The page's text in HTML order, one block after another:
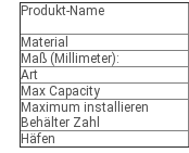
Produkt-Name
Material
Maß (Millimeter):
Art
Max Capacity
Maximum installieren
Behälter Zahl
Häfen